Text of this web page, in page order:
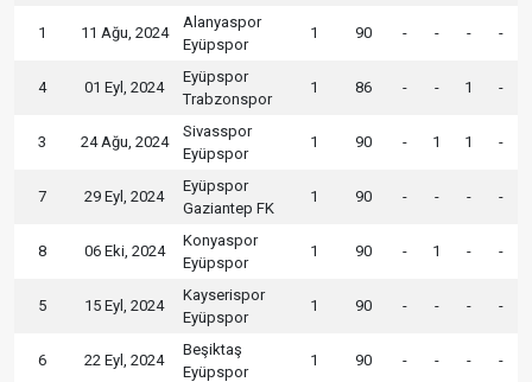
1 11 Ağu, 2024
Alanyaspor
Eyüpspor
1 90 - - - -
4 01 Eyl, 2024
Eyüpspor
Trabzonspor
1 86 - - 1 -
3 24 Ağu, 2024
Sivasspor
Eyüpspor
1 90 - 1 1 -
7 29 Eyl, 2024
Eyüpspor
Gaziantep FK
1 90 - - - -
8 06 Eki, 2024
Konyaspor
Eyüpspor
1 90 - 1 - -
5 15 Eyl, 2024
Kayserispor
Eyüpspor
1 90 - - - -
6 22 Eyl, 2024
Beşiktaş
Eyüpspor
1 90 - - - -